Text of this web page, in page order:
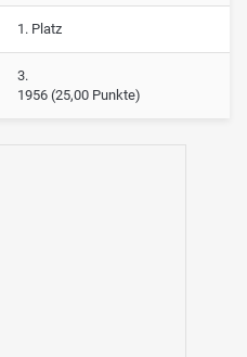
1. Platz
3.
1956 (25,00 Punkte)